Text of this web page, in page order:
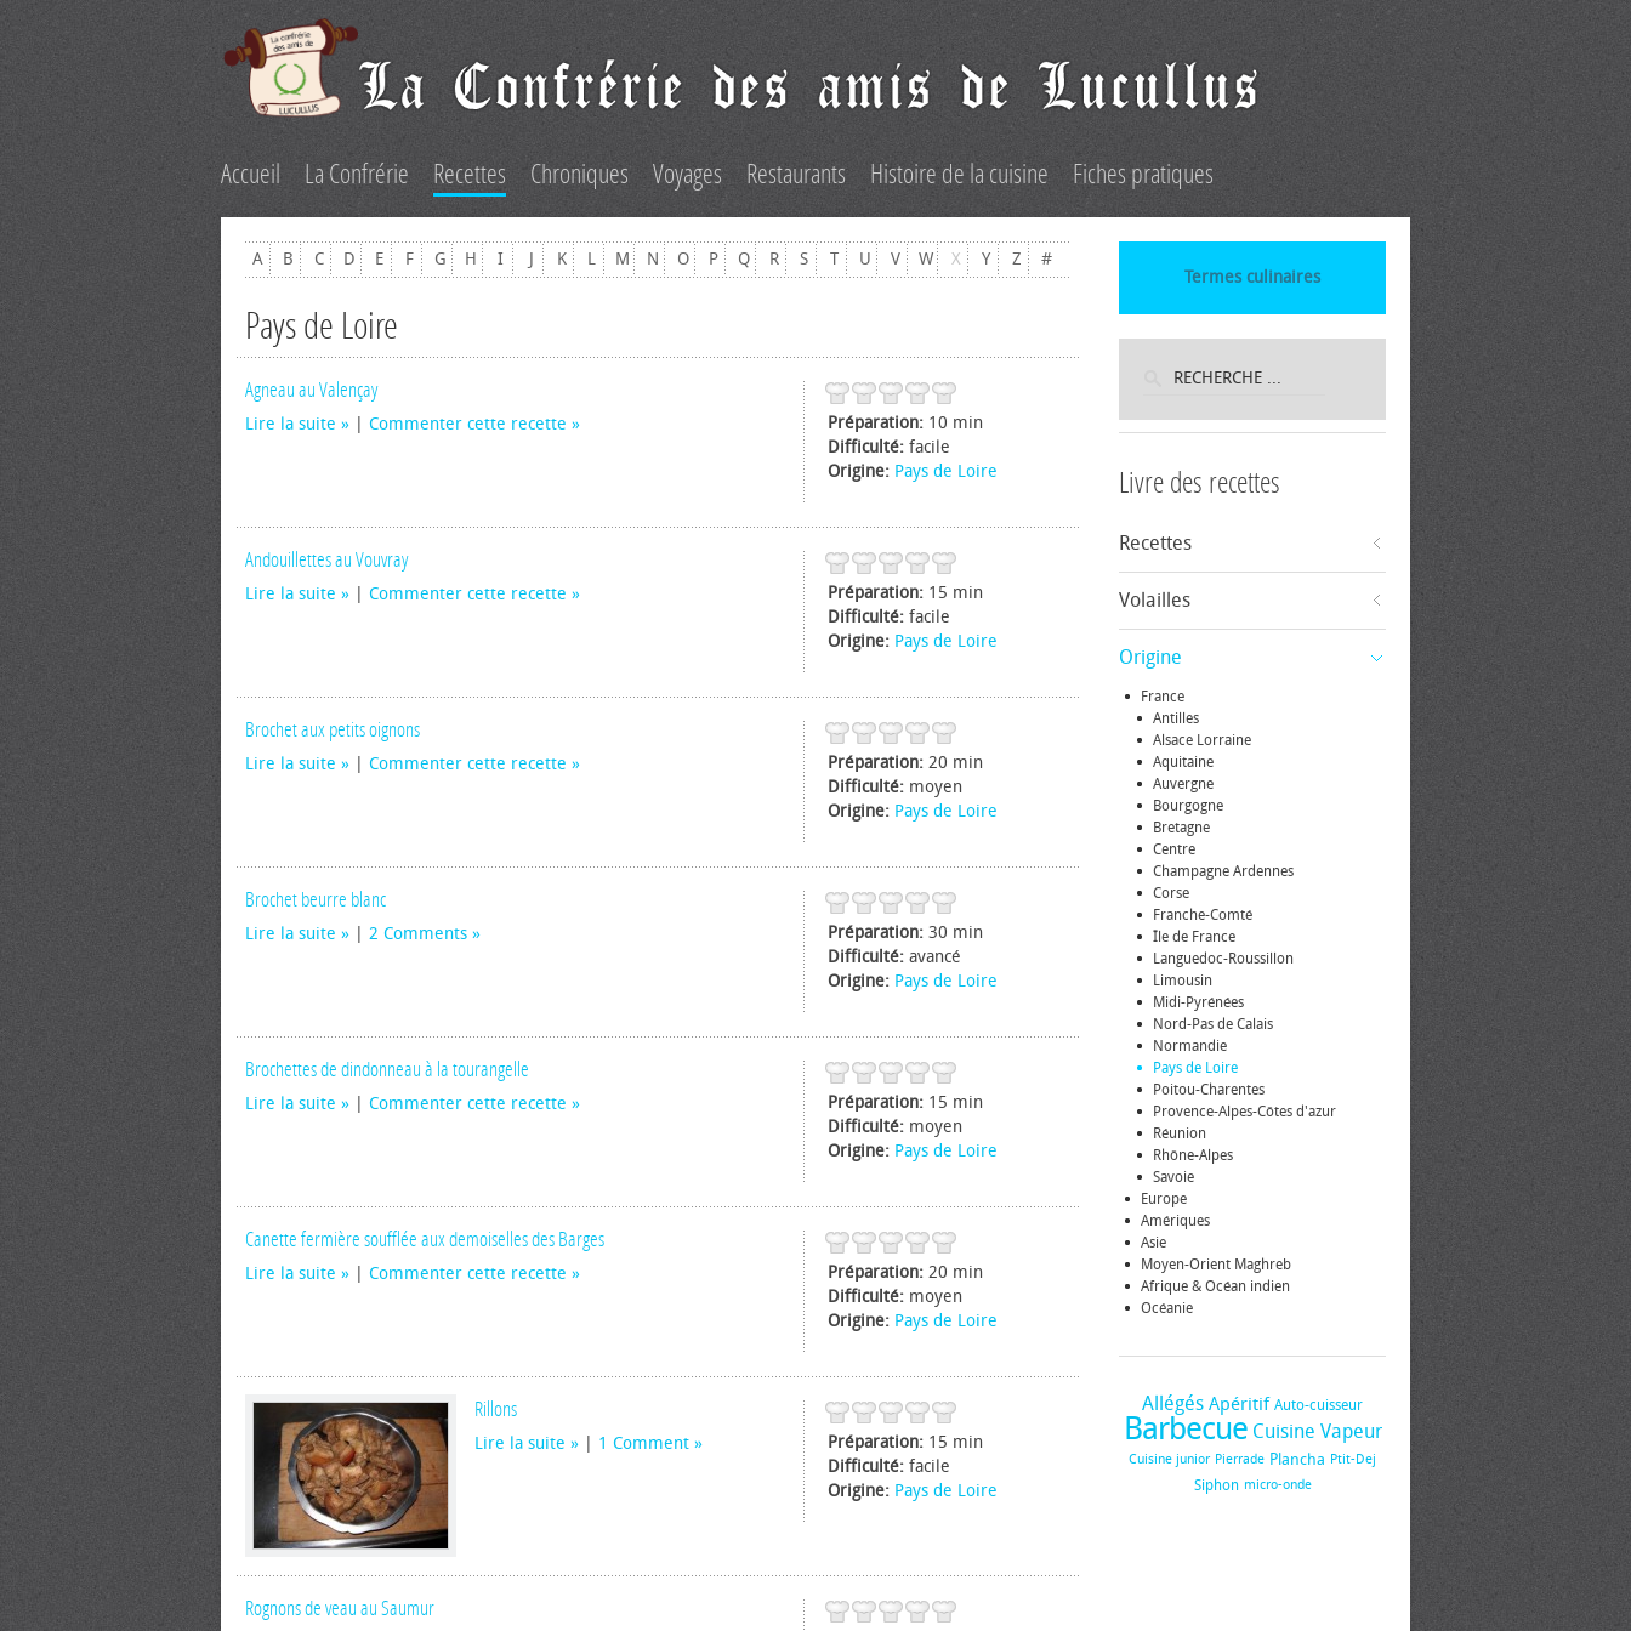
Accueil La Confrérie Recettes Chroniques Voyages Restaurants Histoire de la cuisine Fiches pratiques
A B C D E F G H I J K L M N O P Q R S T U V W X Y Z #
Pays de Loire
Préparation: 10 min
Difficulté: facile
Origine: Pays de Loire
Agneau au Valençay
Lire la suite Commenter cette recette
Préparation: 15 min
Difficulté: facile
Origine: Pays de Loire
Andouillettes au Vouvray
Lire la suite Commenter cette recette
Préparation: 20 min
Difficulté: moyen
Origine: Pays de Loire
Brochet aux petits oignons
Lire la suite Commenter cette recette
Préparation: 30 min
Difficulté: avancé
Origine: Pays de Loire
Brochet beurre blanc
Lire la suite 2 Comments
Préparation: 15 min
Difficulté: moyen
Origine: Pays de Loire
Brochettes de dindonneau à la tourangelle
Lire la suite Commenter cette recette
Préparation: 20 min
Difficulté: moyen
Origine: Pays de Loire
Canette fermière soufflée aux demoiselles des Barges
Lire la suite Commenter cette recette
Préparation: 15 min
Difficulté: facile
Origine: Pays de Loire
Rillons
Lire la suite 1 Comment
Rognons de veau au Saumur
Termes culinaires
Livre des recettes
Recettes
Volailles
Origine
France
Antilles
Alsace Lorraine
Aquitaine
Auvergne
Bourgogne
Bretagne
Centre
Champagne Ardennes
Corse
Franche-Comté
Île de France
Languedoc-Roussillon
Limousin
Midi-Pyrénées
Nord-Pas de Calais
Normandie
Pays de Loire
Poitou-Charentes
Provence-Alpes-Côtes d'azur
Réunion
Rhône-Alpes
Savoie
Europe
Amériques
Asie
Moyen-Orient Maghreb
Afrique & Océan indien
Océanie
Allégés Apéritif Auto-cuisseur
Barbecue Cuisine Vapeur
Cuisine junior Pierrade Plancha Ptit-Dej
Siphon micro-onde